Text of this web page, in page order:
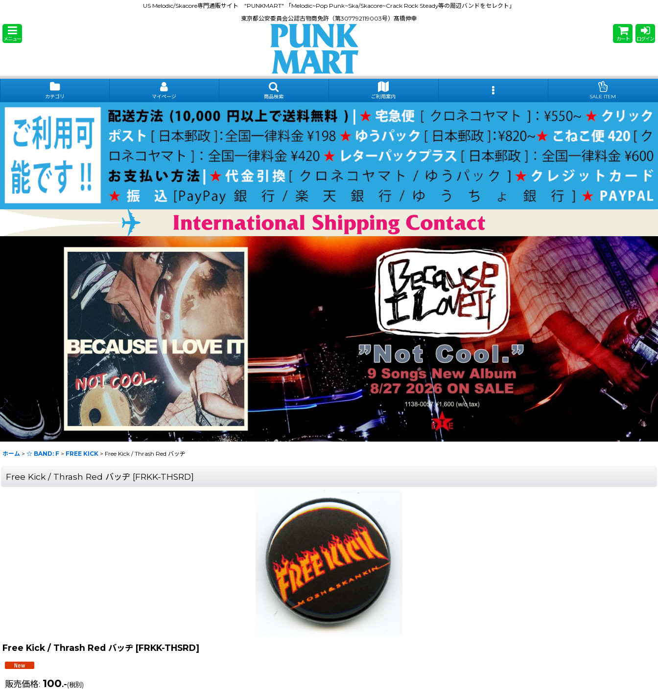
US Melodic/Skacore専門通販サイト "PUNKMART" 「Melodic~Pop Punk~Ska/Skacore~Crack Rock Steady等の周辺バンドをセレクト」
東京都公安委員会公認古物商免許（第307792119003号）髙橋伸幸
メニュー カート ログイン
カテゴリ マイページ 商品検索 ご利用案内 SALE ITEM
ホーム > ☆ BAND: F > FREE KICK > Free Kick / Thrash Red バッヂ
Free Kick / Thrash Red バッヂ [FRKK-THSRD]
Free Kick / Thrash Red バッヂ [FRKK-THSRD]
販売価格: 100.-(税別)